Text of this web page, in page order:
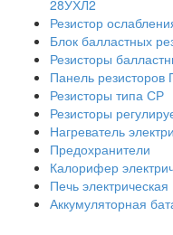
28УХЛ2
Резистор
Блок балластных
Резисторы
Панель резисторов
Резисторы типа СР
Резисторы
Нагреватель
Предохранители
Калорифер
Печь
Аккумуляторная